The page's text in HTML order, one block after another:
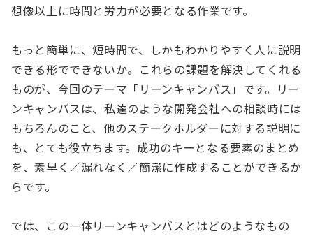
想像以上に時間と労力が必要となる作業です。
もっと簡単に、短時間で、しかもわかりやすく人に説明
できる形でできないか。これらの課題を解決してくれる
ものが、今回のテーマ「リーンキャンバス」です。リー
ンキャンバスは、私達のような開発会社への相談時には
もちろんのこと、他のステークホルダーに対する説明に
も、とても役立ちます。成功のキーとなる要素のまとめ
を、素早く／漏れなく／簡潔に作成することができるか
らです。
では、この一体リーンキャンバスとはどのようなもの